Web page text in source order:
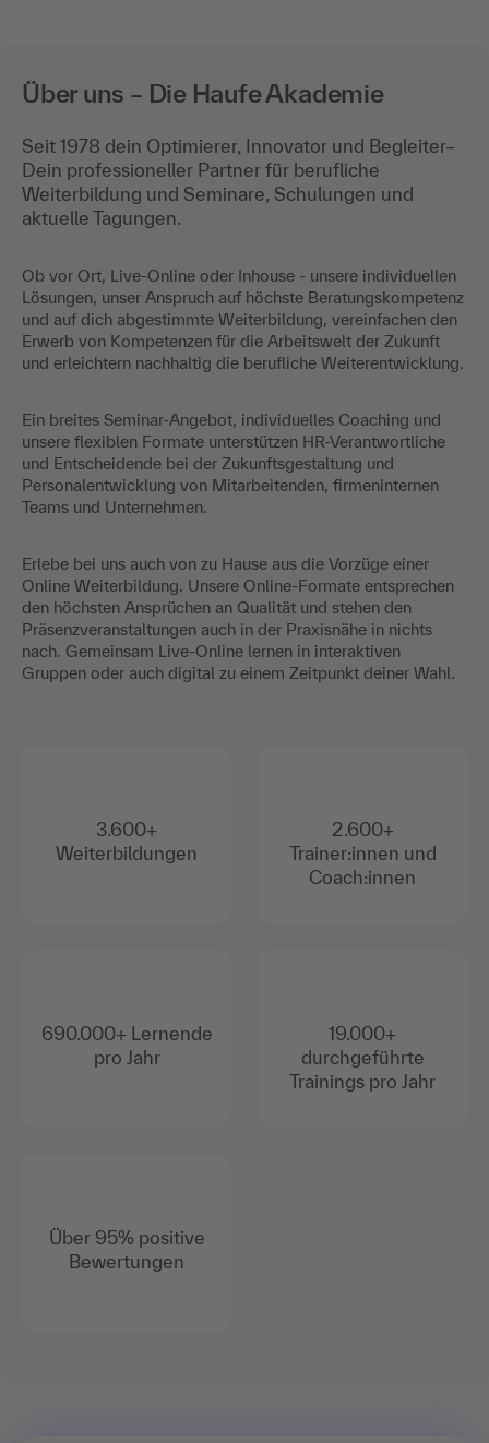
Über uns – Die Haufe Akademie
Seit 1978 dein Optimierer, Innovator und Begleiter–
Dein professioneller Partner für berufliche
Weiterbildung und Seminare, Schulungen und
aktuelle Tagungen.
Ob vor Ort, Live-Online oder Inhouse - unsere individuellen
Lösungen, unser Anspruch auf höchste Beratungskompetenz
und auf dich abgestimmte Weiterbildung, vereinfachen den
Erwerb von Kompetenzen für die Arbeitswelt der Zukunft
und erleichtern nachhaltig die berufliche Weiterentwicklung.
Ein breites Seminar-Angebot, individuelles Coaching und
unsere flexiblen Formate unterstützen HR-Verantwortliche
und Entscheidende bei der Zukunftsgestaltung und
Personalentwicklung von Mitarbeitenden, firmeninternen
Teams und Unternehmen.
Erlebe bei uns auch von zu Hause aus die Vorzüge einer
Online Weiterbildung. Unsere Online-Formate entsprechen
den höchsten Ansprüchen an Qualität und stehen den
Präsenzveranstaltungen auch in der Praxisnähe in nichts
nach. Gemeinsam Live-Online lernen in interaktiven
Gruppen oder auch digital zu einem Zeitpunkt deiner Wahl.
3.600+
Weiterbildungen
690.000+ Lernende
pro Jahr
Über 95% positive
Bewertungen
2.600+
Trainer:innen und
Coach:innen
19.000+
durchgeführte
Trainings pro Jahr